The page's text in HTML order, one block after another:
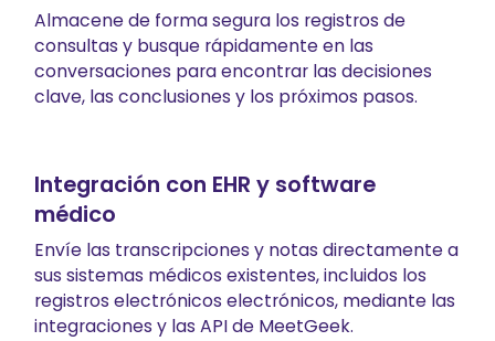
Almacene de forma segura los registros de
consultas y busque rápidamente en las
conversaciones para encontrar las decisiones
clave, las conclusiones y los próximos pasos.
Integración con EHR y software
médico
Envíe las transcripciones y notas directamente a
sus sistemas médicos existentes, incluidos los
registros electrónicos electrónicos, mediante las
integraciones y las API de MeetGeek.